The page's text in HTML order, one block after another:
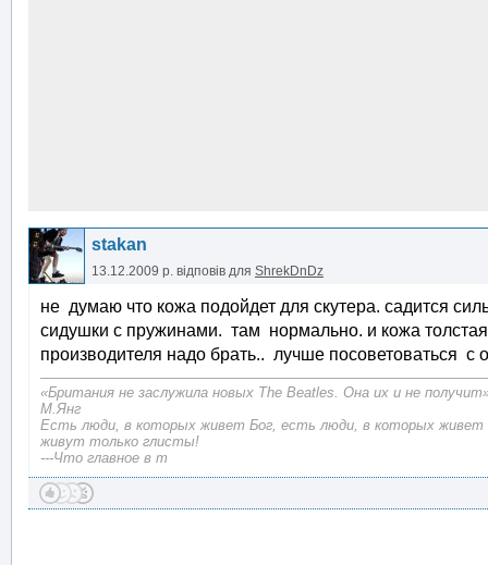
stakan
13.12.2009 р. відповів для ShrekDnDz
не думаю что кожа подойдет для скутера. садится
сидушки с пружинами. там нормально. и кожа
производителя надо брать.. лучше посоветоваться с
«Британия не заслужила новых The Beatles. Она их и не
М.Янг
Есть люди, в которых живет Бог, есть люди, в которых живет
живут только глисты!
---Что главное в т